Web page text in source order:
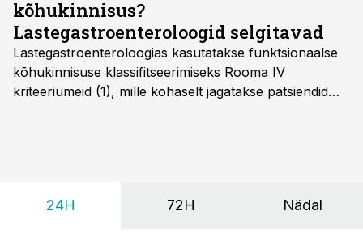
kõhukinnisus?
Lastegastroenteroloogid selgitavad
Lastegastroenteroloogias kasutatakse funktsionaalse
kõhukinnisuse klassifitseerimiseks Rooma IV
kriteeriumeid (1), mille kohaselt jagatakse patsiendid
24H 72H Nädal